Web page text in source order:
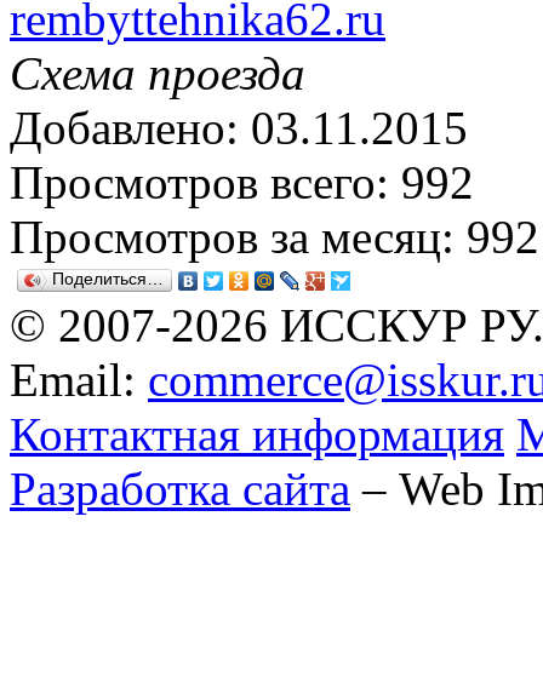
rembyttehnika62.ru
Схема проезда
Добавлено: 03.11.2015
Просмотров всего: 992
Просмотров за месяц: 992
Поделиться…
© 2007-2026 ИССКУР РУ.
Email:
Контактная информация
Разработка сайта – Web